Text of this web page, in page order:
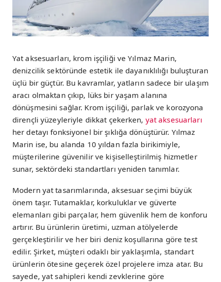
Yat aksesuarları, krom işçiliği ve Yılmaz Marin,
denizcilik sektöründe estetik ile dayanıklılığı buluşturan
üçlü bir güçtür. Bu kavramlar, yatların sadece bir ulaşım
aracı olmaktan çıkıp, lüks bir yaşam alanına
dönüşmesini sağlar. Krom işçiliği, parlak ve korozyona
dirençli yüzeyleriyle dikkat çekerken, yat aksesuarları
her detayı fonksiyonel bir şıklığa dönüştürür. Yılmaz
Marin ise, bu alanda 10 yıldan fazla birikimiyle,
müşterilerine güvenilir ve kişiselleştirilmiş hizmetler
sunar, sektördeki standartları yeniden tanımlar.
Modern yat tasarımlarında, aksesuar seçimi büyük
önem taşır. Tutamaklar, korkuluklar ve güverte
elemanları gibi parçalar, hem güvenlik hem de konforu
artırır. Bu ürünlerin üretimi, uzman atölyelerde
gerçekleştirilir ve her biri deniz koşullarına göre test
edilir. Şirket, müşteri odaklı bir yaklaşımla, standart
ürünlerin ötesine geçerek özel projelere imza atar. Bu
sayede, yat sahipleri kendi zevklerine göre